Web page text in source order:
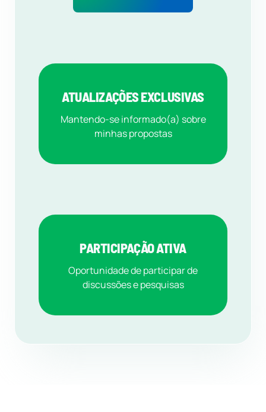
ATUALIZAÇÕES EXCLUSIVAS
Mantendo-se informado(a) sobre
minhas propostas
PARTICIPAÇÃO ATIVA
Oportunidade de participar de
discussões e pesquisas